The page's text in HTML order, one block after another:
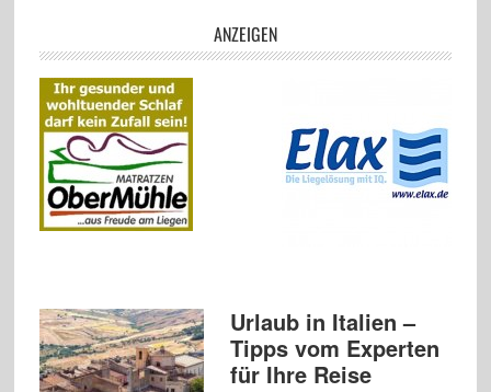
ANZEIGEN
Urlaub in Italien –
Tipps vom Experten
für Ihre Reise